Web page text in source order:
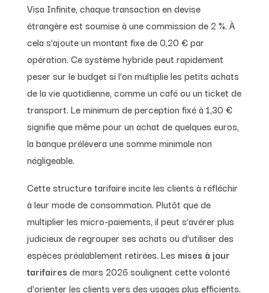
Visa Infinite, chaque transaction en devise
étrangère est soumise à une commission de 2 %. À
cela s’ajoute un montant fixe de 0,20 € par
opération. Ce système hybride peut rapidement
peser sur le budget si l’on multiplie les petits achats
de la vie quotidienne, comme un café ou un ticket de
transport. Le minimum de perception fixé à 1,30 €
signifie que même pour un achat de quelques euros,
la banque prélèvera une somme minimale non
négligeable.
Cette structure tarifaire incite les clients à réfléchir
à leur mode de consommation. Plutôt que de
multiplier les micro-paiements, il peut s’avérer plus
judicieux de regrouper ses achats ou d’utiliser des
espèces préalablement retirées. Les mises à jour
tarifaires de mars 2026 soulignent cette volonté
d’orienter les clients vers des usages plus efficients.